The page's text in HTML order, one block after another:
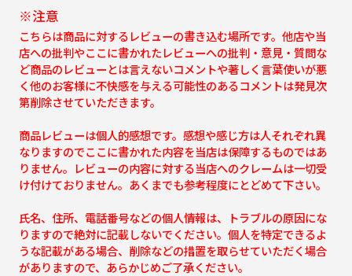
※注意
こちらは商品に対するレビューの書き込む場所です。他店や当
店への批判やここに書かれたレビューへの批判・意見・質問な
ど商品のレビューとは言えないコメントや著しく言葉使いが悪
く他のお客様に不快感を与える可能性のあるコメントは発見次
第削除させていただきます。
商品レビューは個人的感想です。感想や感じ方は人それぞれ異
なりますのでここに書かれた内容を当店は保障するものではあ
りません。レビューの内容に対する当店へのクレームは一切受
け付けておりません。あくまでも参考程度にとどめて下さい。
氏名、住所、電話番号などの個人情報は、トラブルの原因にな
りますので絶対に記載しないでください。個人を特定できるよ
うな記載がある場合、削除などの措置を取らせていただく場合
がありますので、あらかじめご了承ください。